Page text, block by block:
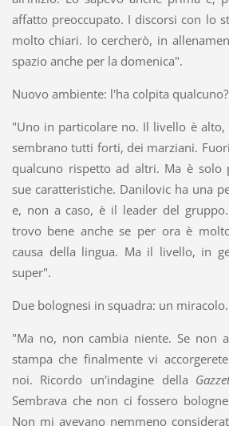
affatto preoccupato. I discorsi con lo
molto chiari. Io cercherò, in
spazio anche per la domenica".
Nuovo ambiente: l'ha colpita qualcuno?
"Uno in particolare no. Il livello è
sembrano tutti forti, dei marziani.
qualcuno rispetto ad altri. Ma è solo
sue caratteristiche. Danilovic ha una
e, non a caso, è il leader del
trovo bene anche se per ora è
causa della lingua. Ma il livello, in
super".
Due bolognesi in squadra: un miracolo.
"Ma no, non cambia niente. Se non
stampa che finalmente vi
noi. Ricordo un'indagine della
Sembrava che non ci fossero
Non mi avevano nemmeno